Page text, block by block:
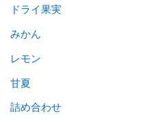
ドライ果実
みかん
レモン
甘夏
詰め合わせ